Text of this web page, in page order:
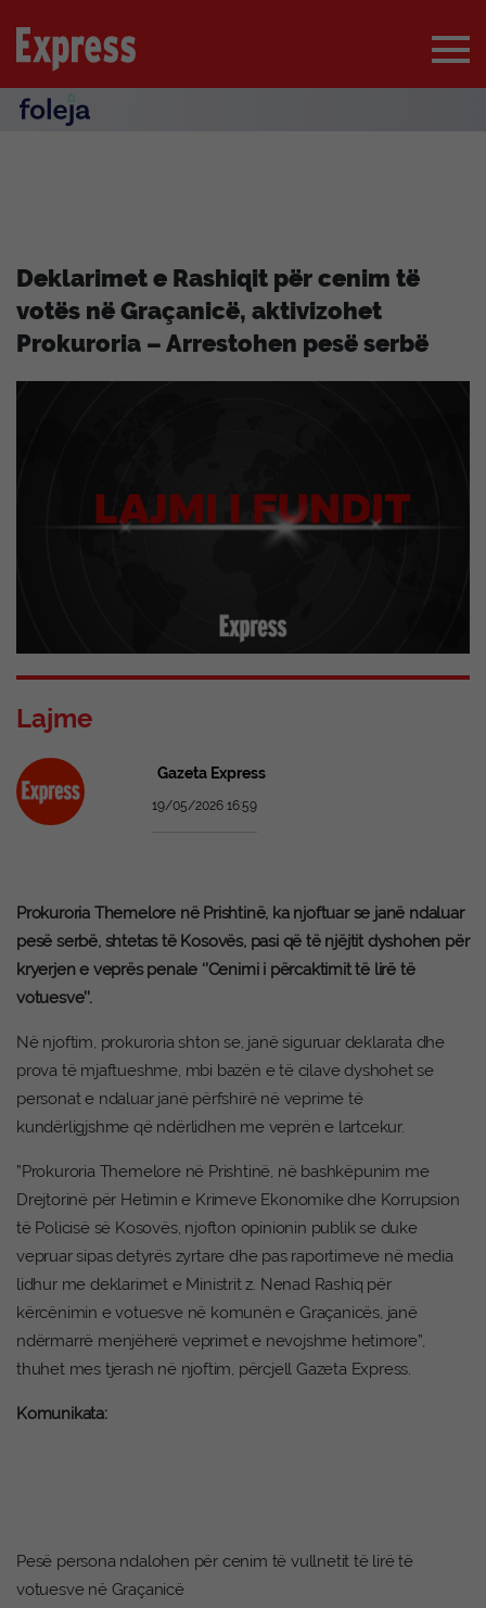
Deklarimet e Rashiqit për cenim të
votës në Graçanicë, aktivizohet
Prokuroria – Arrestohen pesë serbë
Lajme
Gazeta Express
19/05/2026 16:59
Prokuroria Themelore në Prishtinë, ka njoftuar se janë ndaluar
pesë serbë, shtetas të Kosovës, pasi që të njëjtit dyshohen për
kryerjen e veprës penale ‘’Cenimi i përcaktimit të lirë të
votuesve’’.
Në njoftim, prokuroria shton se, janë siguruar deklarata dhe
prova të mjaftueshme, mbi bazën e të cilave dyshohet se
personat e ndaluar janë përfshirë në veprime të
kundërligjshme që ndërlidhen me veprën e lartcekur.
”Prokuroria Themelore në Prishtinë, në bashkëpunim me
Drejtorinë për Hetimin e Krimeve Ekonomike dhe Korrupsion
të Policisë së Kosovës, njofton opinionin publik se duke
vepruar sipas detyrës zyrtare dhe pas raportimeve në media
lidhur me deklarimet e Ministrit z. Nenad Rashiq për
kërcënimin e votuesve në komunën e Graçanicës, janë
ndërmarrë menjëherë veprimet e nevojshme hetimore”,
thuhet mes tjerash në njoftim, përcjell Gazeta Express.
Komunikata:
Pesë persona ndalohen për cenim të vullnetit të lirë të
votuesve në Graçanicë